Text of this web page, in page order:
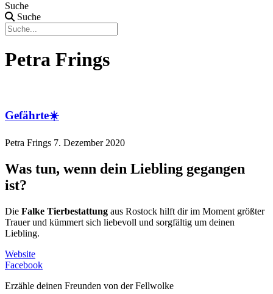
Suche
Suche
Petra Frings
Gefährte☀️
Petra Frings 7. Dezember 2020
Was tun, wenn dein Liebling gegangen
ist?
Die Falke Tierbestattung aus Rostock hilft dir im Moment größter
Trauer und kümmert sich liebevoll und sorgfältig um deinen
Liebling.
Website
Facebook
Erzähle deinen Freunden von der Fellwolke